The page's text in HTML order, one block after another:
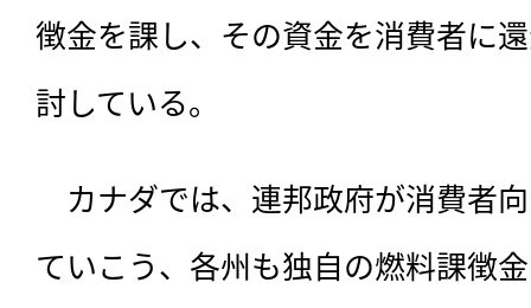
徴金を課し、その資金を消費者に
討している。
カナダでは、連邦政府が消費者
ていこう、各州も独自の燃料課徴